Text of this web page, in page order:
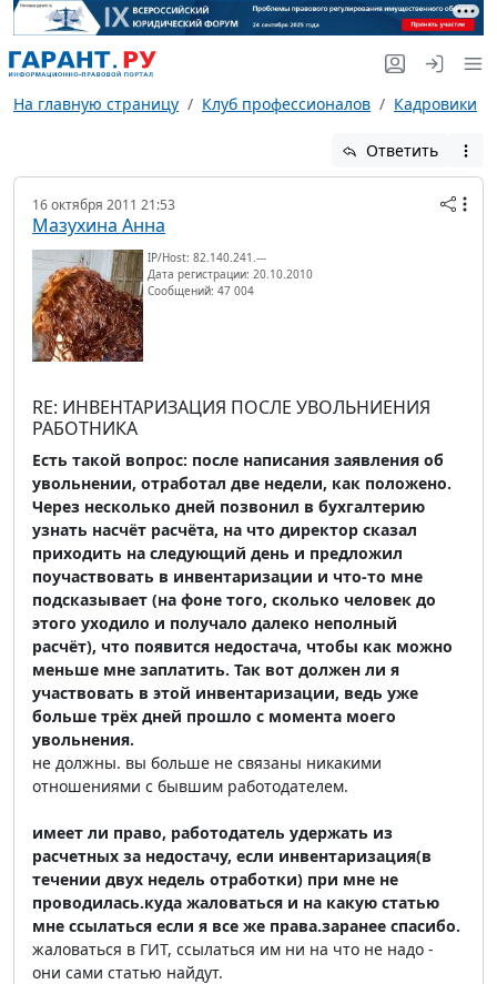
На главную страницу Клуб профессионалов Кадровики
Ответить
16 октября 2011 21:53
Мазухина Анна
IP/Host: 82.140.241.---
Дата регистрации: 20.10.2010
Сообщений: 47 004
RE: ИНВЕНТАРИЗАЦИЯ ПОСЛЕ УВОЛЬНИЕНИЯ
РАБОТНИКА
Есть такой вопрос: после написания заявления об
увольнении, отработал две недели, как положено.
Через несколько дней позвонил в бухгалтерию
узнать насчёт расчёта, на что директор сказал
приходить на следующий день и предложил
поучаствовать в инвентаризации и что-то мне
подсказывает (на фоне того, сколько человек до
этого уходило и получало далеко неполный
расчёт), что появится недостача, чтобы как можно
меньше мне заплатить. Так вот должен ли я
участвовать в этой инвентаризации, ведь уже
больше трёх дней прошло с момента моего
увольнения.
не должны. вы больше не связаны никакими
отношениями с бывшим работодателем.
имеет ли право, работодатель удержать из
расчетных за недостачу, если инвентаризация(в
течении двух недель отработки) при мне не
проводилась.куда жаловаться и на какую статью
мне ссылаться если я все же права.заранее спасибо.
жаловаться в ГИТ, ссылаться им ни на что не надо -
они сами статью найдут.